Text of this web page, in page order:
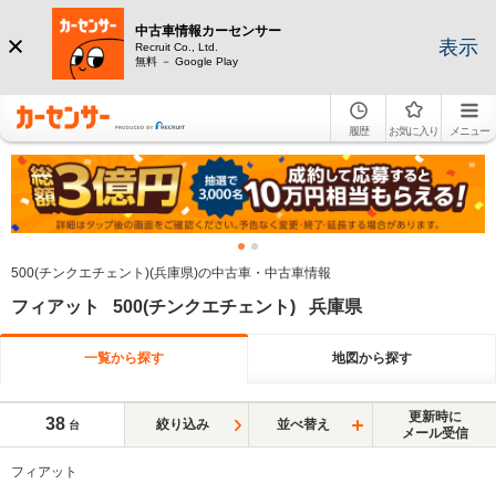
中古車情報カーセンサー
Recruit Co., Ltd.
無料 － Google Play
表示
履歴 お気に入り メニュー
500(チンクエチェント)(兵庫県)の中古車・中古車情報
フィアット 500(チンクエチェント) 兵庫県
一覧から探す 地図から探す
38 台 絞り込み 並べ替え
更新時に
メール受信
フィアット